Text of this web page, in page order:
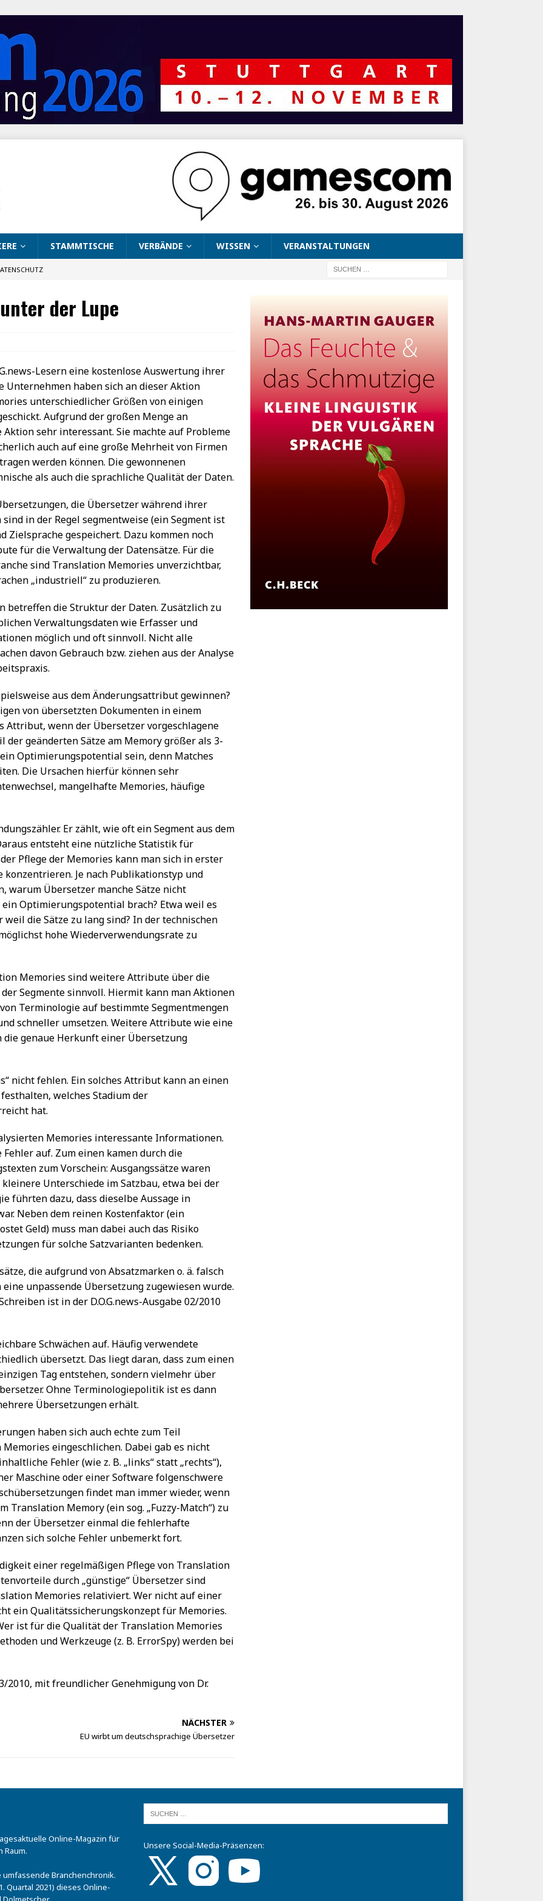
STAMMTISCHE VERBÄNDE WISSEN VERANSTALTUNGEN
der Lupe
Lesern eine kostenlose Auswertung ihrer
Unternehmen haben sich an dieser Aktion
unterschiedlicher Größen von einigen
Aufgrund der großen Menge an
sehr interessant. Sie machte auf Probleme
auch auf eine große Mehrheit von Firmen
werden können. Die gewonnenen
als auch die sprachliche Qualität der Daten.
die Übersetzer während ihrer
in der Regel segmentweise (ein Segment ist
Zielsprache gespeichert. Dazu kommen noch
für die Verwaltung der Datensätze. Für die
sind Translation Memories unverzichtbar,
„industriell“ zu produzieren.
betreffen die Struktur der Daten. Zusätzlich zu
Verwaltungsdaten wie Erfasser und
möglich und oft sinnvoll. Nicht alle
davon Gebrauch bzw. ziehen aus der Analyse
aus dem Änderungsattribut gewinnen?
von übersetzten Dokumenten in einem
Attribut, wenn der Übersetzer vorgeschlagene
geänderten Sätze am Memory größer als 3-
Optimierungspotential sein, denn Matches
Die Ursachen hierfür können sehr
mangelhafte Memories, häufige
Er zählt, wie oft ein Segment aus dem
entsteht eine nützliche Statistik für
Pflege der Memories kann man sich in erster
Je nach Publikationstyp und
warum Übersetzer manche Sätze nicht
Optimierungspotential brach? Etwa weil es
die Sätze zu lang sind? In der technischen
hohe Wiederverwendungsrate zu
Memories sind weitere Attribute über die
Segmente sinnvoll. Hiermit kann man Aktionen
Terminologie auf bestimmte Segmentmengen
schneller umsetzen. Weitere Attribute wie eine
genaue Herkunft einer Übersetzung
nicht fehlen. Ein solches Attribut kann an einen
welches Stadium der
hat.
Memories interessante Informationen.
auf. Zum einen kamen durch die
zum Vorschein: Ausgangssätze waren
Unterschiede im Satzbau, etwa bei der
führten dazu, dass dieselbe Aussage in
Neben dem reinen Kostenfaktor (ein
Geld) muss man dabei auch das Risiko
für solche Satzvarianten bedenken.
die aufgrund von Absatzmarken o. ä. falsch
unpassende Übersetzung zugewiesen wurde.
ist in der D.O.G.news-Ausgabe 02/2010
Schwächen auf. Häufig verwendete
übersetzt. Das liegt daran, dass zum einen
Tag entstehen, sondern vielmehr über
Ohne Terminologiepolitik ist es dann
Übersetzungen erhält.
haben sich auch echte zum Teil
eingeschlichen. Dabei gab es nicht
Fehler (wie z. B. „links“ statt „rechts“),
Maschine oder einer Software folgenschwere
findet man immer wieder, wenn
Translation Memory (ein sog. „Fuzzy-Match“) zu
der Übersetzer einmal die fehlerhafte
sich solche Fehler unbemerkt fort.
einer regelmäßigen Pflege von Translation
durch „günstige“ Übersetzer sind
Memories relativiert. Wer nicht auf einer
ein Qualitätssicherungskonzept für Memories.
ist für die Qualität der Translation Memories
und Werkzeuge (z. B. ErrorSpy) werden bei
3/2010, mit freundlicher Genehmigung von Dr.
NÄCHSTER
EU wirbt um deutschsprachige Übersetzer
Online-Magazin für
Raum.
Branchenchronik.
Quartal 2021) dieses Online-
Unsere Social-Media-Präsenzen: